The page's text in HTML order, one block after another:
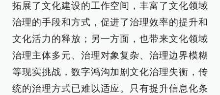
拓展了文化建设的工作空间，丰富了文化领域
治理的手段和方式，促进了治理效率的提升和
文化活力的释放；另一方面，也带来文化领域
治理主体多元、治理对象复杂、治理边界模糊
等现实挑战，数字鸿沟加剧文化治理失衡，传
统的治理方式已难以适应。只有提升信息化条